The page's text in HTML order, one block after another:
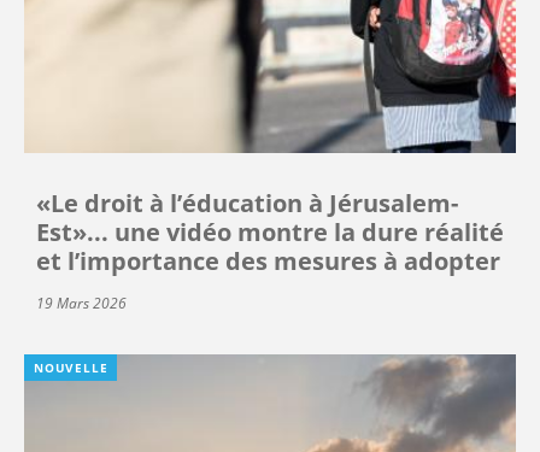
«Le droit à l’éducation à Jérusalem-
Est»... une vidéo montre la dure réalité
et l’importance des mesures à adopter
19 Mars 2026
NOUVELLE